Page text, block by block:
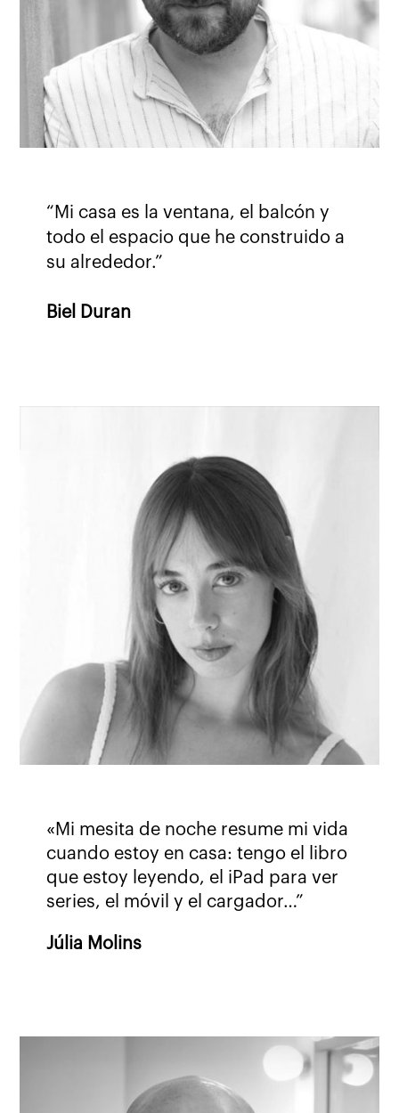
“Mi casa es la ventana, el balcón y
todo el espacio que he construido a
su alrededor.”
Biel Duran
«Mi mesita de noche resume mi vida
cuando estoy en casa: tengo el libro
que estoy leyendo, el iPad para ver
series, el móvil y el cargador…”
Júlia Molins